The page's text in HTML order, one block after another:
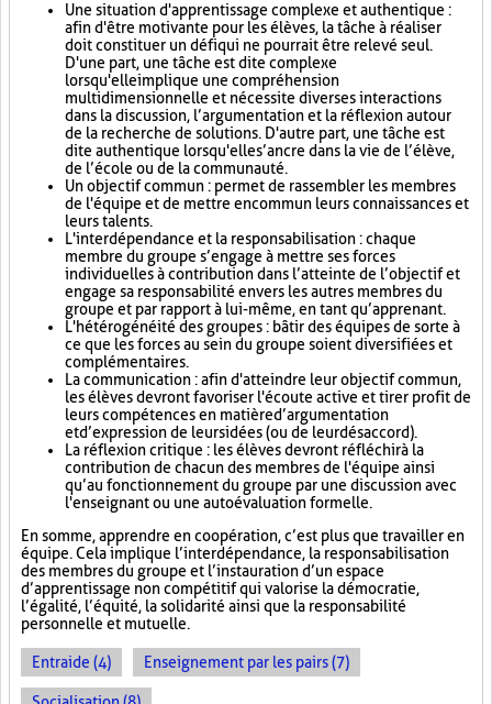
Une situation d'apprentissage complexe et authentique :
afin d'être motivante pour les élèves, la tâche à réaliser
doit constituer un défi qui ne pourrait être relevé seul.
D'une part, une tâche est dite complexe
lorsqu'elle implique une compréhension
multidimensionnelle et nécessite diverses interactions
dans la discussion, l’argumentation et la réflexion autour
de la recherche de solutions. D'autre part, une tâche est
dite authentique lorsqu'elle s’ancre dans la vie de l’élève,
de l’école ou de la communauté.
Un objectif commun : permet de rassembler les membres
de l'équipe et de mettre en commun leurs connaissances et
leurs talents.
L'interdépendance et la responsabilisation : chaque
membre du groupe s’engage à mettre ses forces
individuelles à contribution dans l’atteinte de l’objectif et
engage sa responsabilité envers les autres membres du
groupe et par rapport à lui-même, en tant qu’apprenant.
L'hétérogénéité des groupes : bâtir des équipes de sorte à
ce que les forces au sein du groupe soient diversifiées et
complémentaires.
La communication : afin d'atteindre leur objectif commun,
les élèves devront favoriser l'écoute active et tirer profit de
leurs compétences en matière d’argumentation
et d’expression de leurs idées (ou de leur désaccord).
La réflexion critique : les élèves devront réfléchir à la
contribution de chacun des membres de l'équipe ainsi
qu’au fonctionnement du groupe par une discussion avec
l'enseignant ou une autoévaluation formelle.
En somme, apprendre en coopération, c’est plus que travailler en
équipe. Cela implique l’interdépendance, la responsabilisation
des membres du groupe et l’instauration d’un espace
d’apprentissage non compétitif qui valorise la démocratie,
l’égalité, l’équité, la solidarité ainsi que la responsabilité
personnelle et mutuelle.
Entraide (4) Enseignement par les pairs (7)